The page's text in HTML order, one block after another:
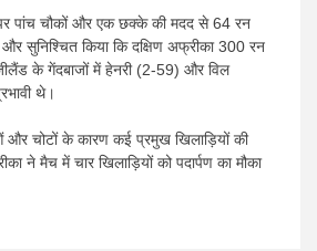
पांच चौकों और एक छक्के की मदद से 64 रन
सुनिश्चित किया कि दक्षिण अफ्रीका 300 रन
के गेंदबाजों में हेनरी (2-59) और विल
थे।
और चोटों के कारण कई प्रमुख खिलाड़ियों की
ने मैच में चार खिलाड़ियों को पदार्पण का मौका